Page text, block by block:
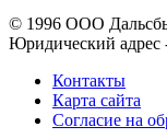
© 1996 ООО
Юридический адрес
Контакты
Карта сайта
Согласие на